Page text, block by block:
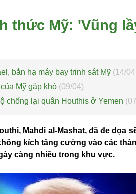
NABU EDUCATION
thức Mỹ: 'Vũng
bắn hạ máy bay trinh sát Mỹ (14/
Mỹ gặp khó (09/04)
chống lại quân Houthis ở Yemen
Mahdi al-Mashat, đã đe dọa
kích tăng cường vào các
càng nhiều trong khu vực.